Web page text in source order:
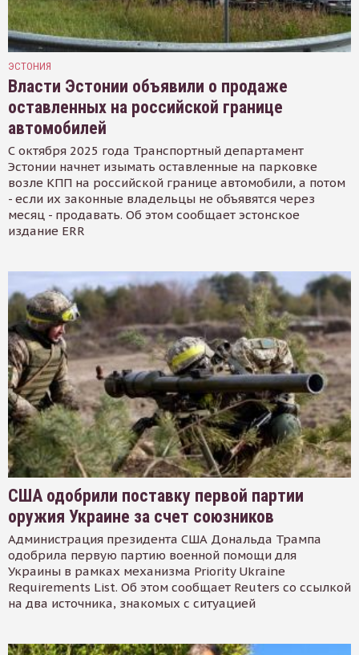
ЭСТОНИЯ
Власти Эстонии объявили о продаже
оставленных на российской границе
автомобилей
С октября 2025 года Транспортный департамент
Эстонии начнет изымать оставленные на парковке
возле КПП на российской границе автомобили, а потом
- если их законные владельцы не объявятся через
месяц - продавать. Об этом сообщает эстонское
издание ERR
США одобрили поставку первой партии
оружия Украине за счет союзников
Администрация президента США Дональда Трампа
одобрила первую партию военной помощи для
Украины в рамках механизма Priority Ukraine
Requirements List. Об этом сообщает Reuters со ссылкой
на два источника, знакомых с ситуацией